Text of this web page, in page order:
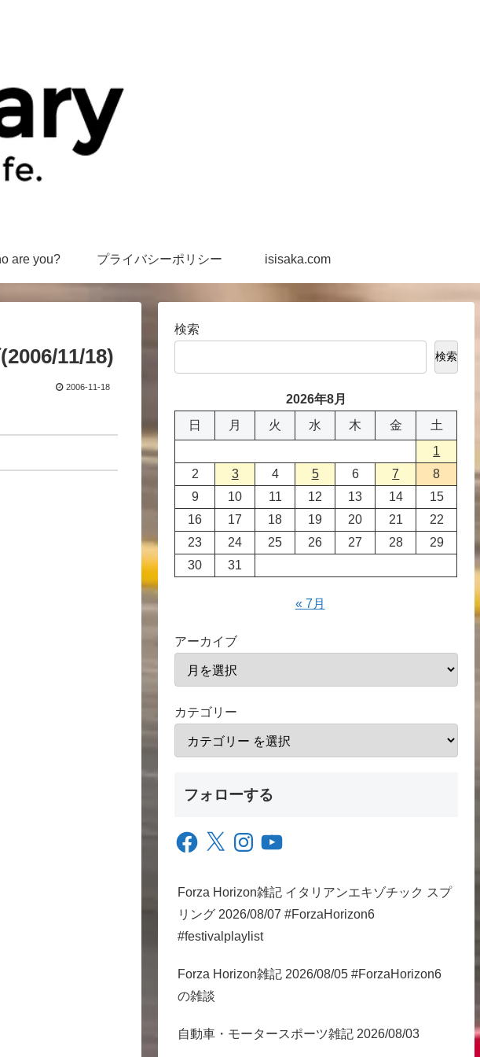
are you? プライバシーポリシー isisaka.com
11/18)
2006-11-18
検索
検索
2026年8月
日
月 火 水 木 金
土
1
2
3 4 5 6 7
8
9
10 11 12 13 14
15
16
17 18 19 20 21
22
23
24 25 26 27 28
29
30
31
« 7月
アーカイブ
カテゴリー
フォローする
Facebook
X InstagramYouTube
Forza Horizon雑記 イタリアンエキゾチック スプ
リング 2026/08/07 #ForzaHorizon6
#festivalplaylist
Forza Horizon雑記 2026/08/05 #ForzaHorizon6
の雑談
自動車・モータースポーツ雑記 2026/08/03